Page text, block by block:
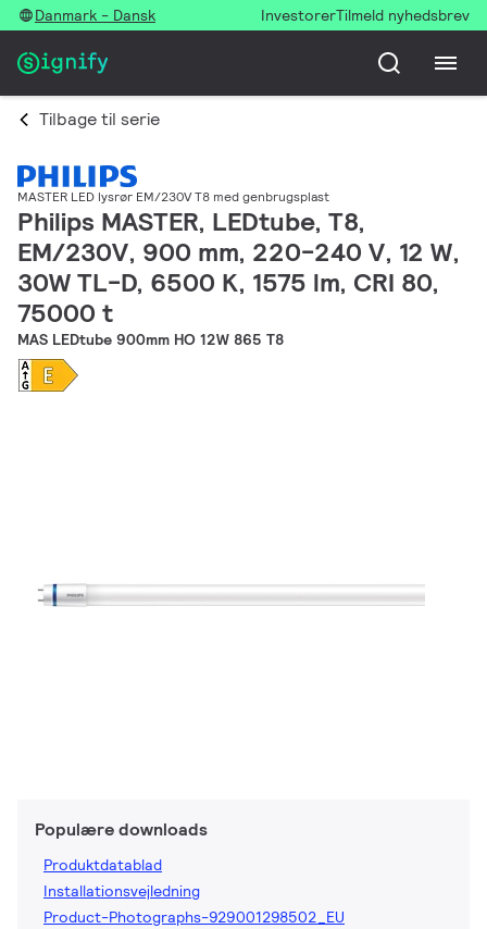
Danmark - Dansk InvestorerTilmeld nyhedsbrev
Tilbage til serie
MASTER LED lysrør EM/230V T8 med genbrugsplast
Philips MASTER, LEDtube, T8,
EM/230V, 900 mm, 220-240 V, 12 W,
30W TL-D, 6500 K, 1575 lm, CRI 80,
75000 t
MAS LEDtube 900mm HO 12W 865 T8
Populære downloads
Produktdatablad
Installationsvejledning
Product-Photographs-929001298502_EU